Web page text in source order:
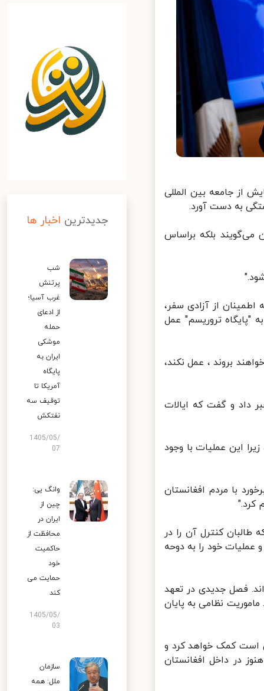
از جامعه بین المللی
به دست آورد.
بلکه براساس
از آزادی سفر،
"پایگاه تروریسم" عمل
بروند ، عمل نکند،
از افغانستان خبر داد و گفت که ایالات
این عملیات با وجود
با مردم افغانستان
کنترل آن را در
خود را به دوحه
فصل جدیدی در تعهد
نظامی به پایان
است کمک خواهد کرد و
، بین ۱۰۰ تا ۲۰۰ آمریکایی ، هنوز در داخل افغانستان
جدیدترین اخبار ها
شب
پرتنش
غرب آسیا؛
از ادعای
حمله
موشکی
ایران به
پایگاه
آمریکا تا
توقیف سه
نفتکش
1405/05/
07
وانگ یی:
چین از
ایران در
محافظت از
حاکمیت
خود
حمایت می
کند
1405/05/
03
سازمان
ملل: همه